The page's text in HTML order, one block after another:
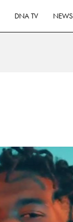
DNA TV NEWS